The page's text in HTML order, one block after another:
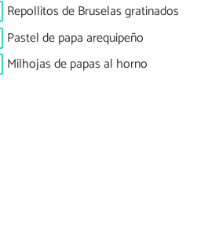
Repollitos de Bruselas gratinados
Pastel de papa arequipeño
Milhojas de papas al horno